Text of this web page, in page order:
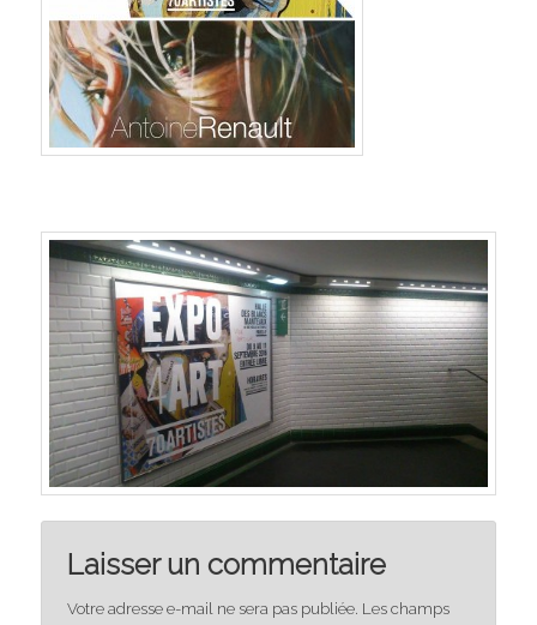
Laisser un commentaire
Votre adresse e-mail ne sera pas publiée. Les champs